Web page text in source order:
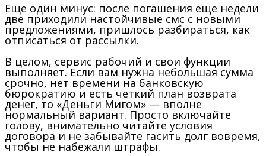
Еще один минус: после погашения еще недели
две приходили настойчивые смс с новыми
предложениями, пришлось разбираться, как
отписаться от рассылки.
В целом, сервис рабочий и свои функции
выполняет. Если вам нужна небольшая сумма
срочно, нет времени на банковскую
бюрократию и есть четкий план возврата
денег, то «Деньги Мигом» — вполне
нормальный вариант. Просто включайте
голову, внимательно читайте условия
договора и не забывайте гасить долг вовремя,
чтобы не набежали штрафы.